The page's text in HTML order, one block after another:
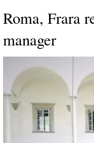
Roma, Frara
manager